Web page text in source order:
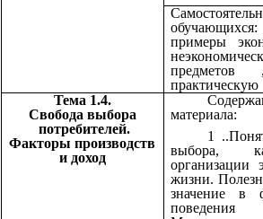
примеры
предметов
Тема 1.4.
Свобода выбора
потребителей.
Факторы производств
и доход
материала:
1
выбора,
организации
жизни.
значение в
поведения